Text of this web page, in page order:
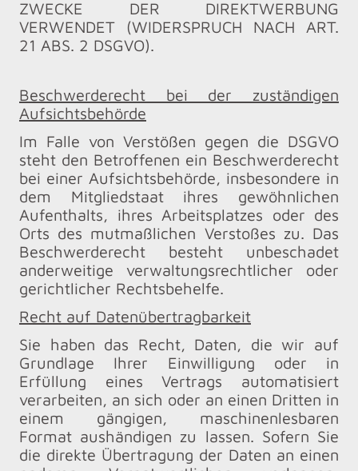
ZWECKE DER DIREKTWERBUNG
VERWENDET (WIDERSPRUCH NACH ART.
21 ABS. 2 DSGVO).
Beschwerderecht bei der zuständigen
Aufsichtsbehörde
Im Falle von Verstößen gegen die DSGVO
steht den Betroffenen ein Beschwerderecht
bei einer Aufsichtsbehörde, insbesondere in
dem Mitgliedstaat ihres gewöhnlichen
Aufenthalts, ihres Arbeitsplatzes oder des
Orts des mutmaßlichen Verstoßes zu. Das
Beschwerderecht besteht unbeschadet
anderweitige verwaltungsrechtlicher oder
gerichtlicher Rechtsbehelfe.
Recht auf Datenübertragbarkeit
Sie haben das Recht, Daten, die wir auf
Grundlage Ihrer Einwilligung oder in
Erfüllung eines Vertrags automatisiert
verarbeiten, an sich oder an einen Dritten in
einem gängigen, maschinenlesbaren
Format aushändigen zu lassen. Sofern Sie
die direkte Übertragung der Daten an einen